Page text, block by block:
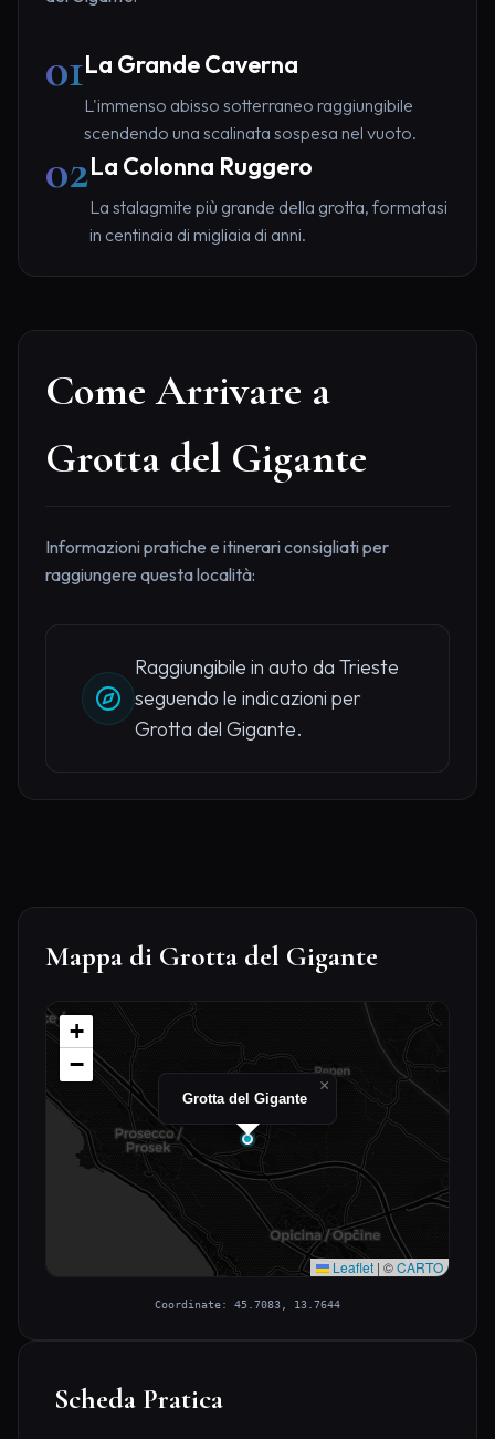
01La Grande Caverna
L'immenso abisso sotterraneo raggiungibile
scendendo una scalinata sospesa nel vuoto.
02La Colonna Ruggero
La stalagmite più grande della grotta, formatasi
in centinaia di migliaia di anni.
Come Arrivare a
Grotta del Gigante
Informazioni pratiche e itinerari consigliati per
raggiungere questa località:
Raggiungibile in auto da Trieste
seguendo le indicazioni per
Grotta del Gigante.
Mappa di Grotta del Gigante
Grotta del Gigante
×
+
−
Leaflet | ©CARTO
Coordinate: 45.7083, 13.7644
Scheda Pratica